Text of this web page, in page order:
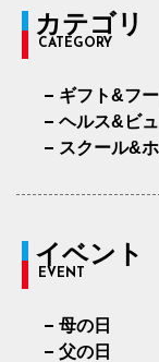
カテゴリ
CATEGORY
ギフト&フ
ヘルス&ビ
スクール&
イベント
EVENT
母の日
父の日